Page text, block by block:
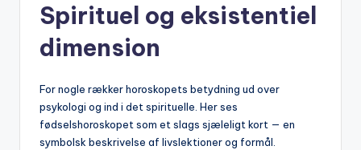
Spirituel og eksistentiel
dimension
For nogle rækker horoskopets betydning ud over
psykologi og ind i det spirituelle. Her ses
fødselshoroskopet som et slags sjæleligt kort — en
symbolsk beskrivelse af livslektioner og formål.